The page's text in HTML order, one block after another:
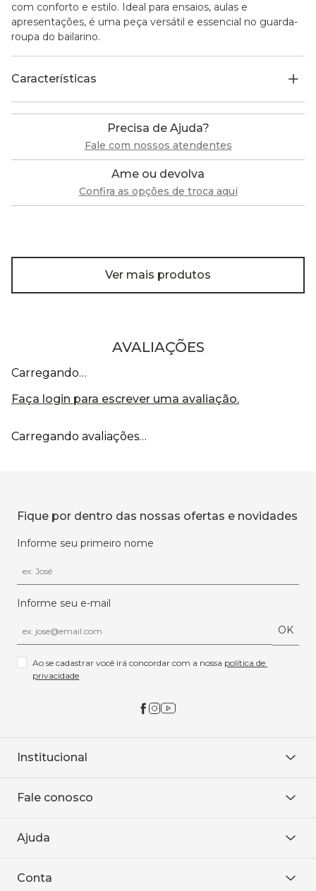
com conforto e estilo. Ideal para ensaios, aulas e
apresentações, é uma peça versátil e essencial no guarda-
roupa do bailarino.
Características
Precisa de Ajuda?
Fale com nossos atendentes
Ame ou devolva
Confira as opções de troca aqui
Ver mais produtos
AVALIAÇÕES
Carregando…
Faça login para escrever uma avaliação.
Carregando avaliações…
Fique por dentro das nossas ofertas e novidades
Informe seu primeiro nome
Informe seu e-mail
OK
Ao se cadastrar você irá concordar com a nossa política de
privacidade
Institucional
Onde encontrar
Baixe o APP
Fale conosco
WhatsApp
Ajuda
Política de entrega
Conta